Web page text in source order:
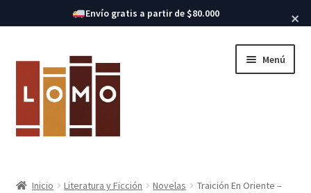
Buscar libros
Envío gratis a partir de $80.000 ×
la
navegación
contenido
Menú
Inicio Literatura y Ficción Novelas
Traición En Oriente –